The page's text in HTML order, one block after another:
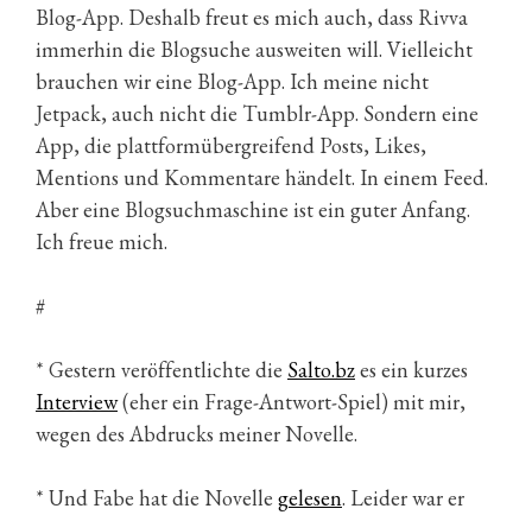
Blog-App. Deshalb freut es mich auch, dass Rivva
immerhin die Blogsuche ausweiten will. Vielleicht
brauchen wir eine Blog-App. Ich meine nicht
Jetpack, auch nicht die Tumblr-App. Sondern eine
App, die plattformübergreifend Posts, Likes,
Mentions und Kommentare händelt. In einem Feed.
Aber eine Blogsuchmaschine ist ein guter Anfang.
Ich freue mich.
#
* Gestern veröffentlichte die Salto.bzes ein kurzes
Interview(eher ein Frage-Antwort-Spiel) mit mir,
wegen des Abdrucks meiner Novelle.
* Und Fabe hat die Novelle gelesen. Leider war er